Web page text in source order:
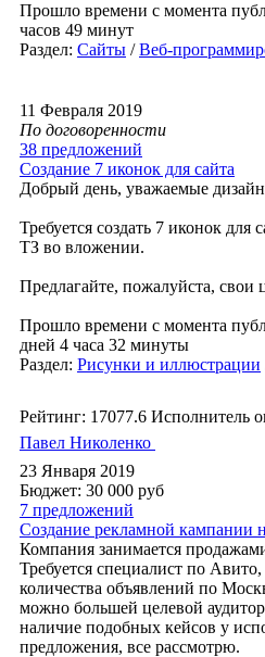
Прошло времени с момента
часов 49 минут
Раздел: Сайты /Веб-
11 Февраля 2019
По договоренности
38 предложений
Создание 7 иконок для сайта
Добрый день, уважаемые
Требуется создать 7 иконок
ТЗ во вложении.
Предлагайте, пожалуйста, свои
Прошло времени с момента
дней 4 часа 32 минуты
Раздел: Рисунки и иллюстрации
Рейтинг: 17077.6 Исполнитель
Павел Николенко
23 Января 2019
Бюджет: 30 000 руб
7 предложений
Создание рекламной кампании
Компания занимается
Требуется специалист по
количества объявлений по
можно большей целевой
наличие подобных кейсов у
предложения, все рассмотрю.